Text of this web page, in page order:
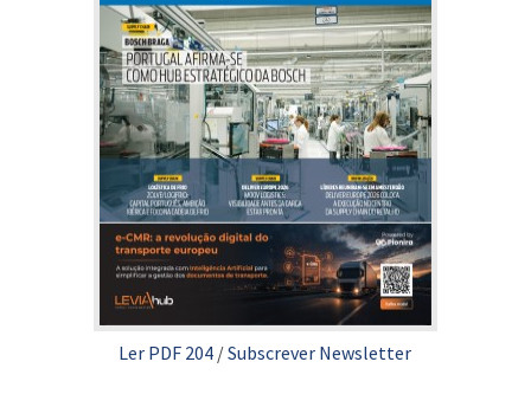
Ler PDF 204 /Subscrever Newsletter